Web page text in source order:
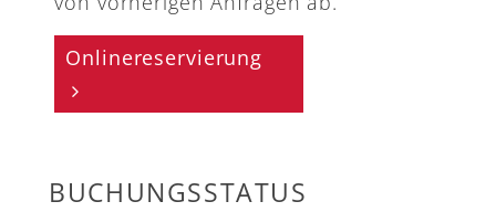
Onlinereservierung
BUCHUNGSSTATUS